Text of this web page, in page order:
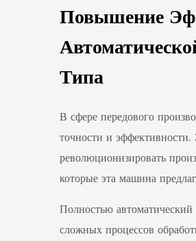
Повышение
Типа
В сфере передового
точности и
революционизировать
которые эта машина
Полностью
сложных процессов